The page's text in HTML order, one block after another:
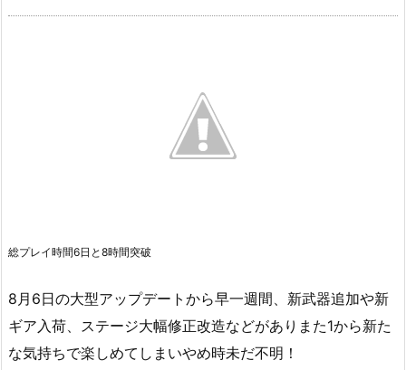
総プレイ時間6日と8時間突破
8月6日の大型アップデートから早一週間、新武器追加や新
ギア入荷、ステージ大幅修正改造などがありまた1から新た
な気持ちで楽しめてしまいやめ時未だ不明！